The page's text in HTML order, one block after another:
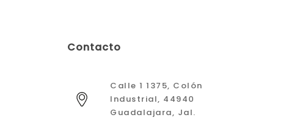
Contacto
Calle 1 1375, Colón
Industrial, 44940
Guadalajara, Jal.